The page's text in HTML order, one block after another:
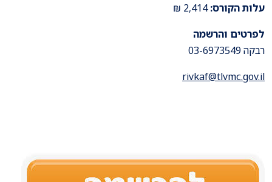
עלות הקורס:2,414 ₪
לפרטים והרשמה
רבקה 03-6973549
rivkaf@tlvmc.gov.il